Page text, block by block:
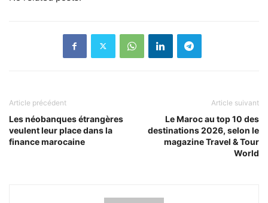
Article précédent
Les néobanques étrangères
veulent leur place dans la
finance marocaine
Article suivant
Le Maroc au top 10 des
destinations 2026, selon le
magazine Travel & Tour
World